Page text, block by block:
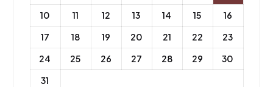
10
11 12 13 14 15
16
17
18 19 20 21 22
23
24
25 26 27 28 29
30
31